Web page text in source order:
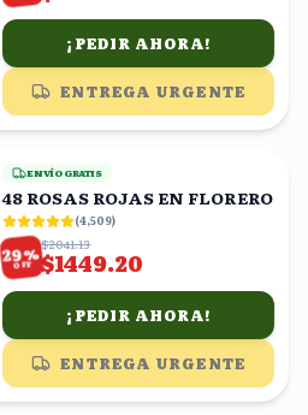
¡PEDIR AHORA!
ENTREGA URGENTE
ENVÍO GRATIS
48 ROSAS ROJAS EN FLORERO
(4,509)
29%
OFF
$2041.13
$1449.20
¡PEDIR AHORA!
ENTREGA URGENTE